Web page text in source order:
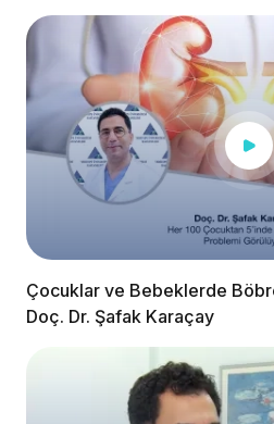
Çocuklar ve Bebeklerde
Doç. Dr. Şafak Karaçay